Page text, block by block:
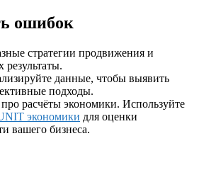
ошибок
стратегии продвижения и
результаты.
данные, чтобы выявить
подходы.
расчёты экономики. Используйте
экономики для оценки
вашего бизнеса.